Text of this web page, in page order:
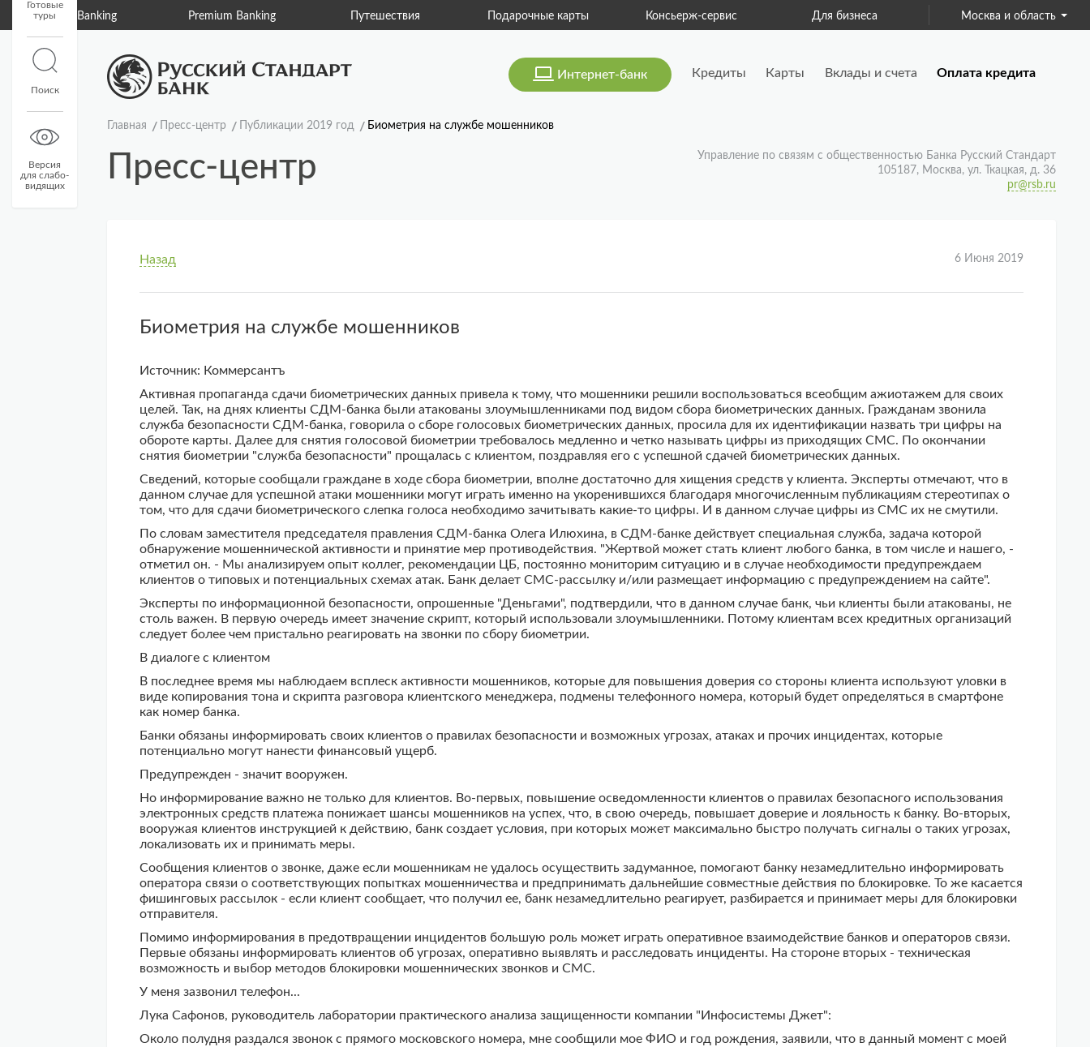
Private Banking Premium Banking Путешествия Подарочные карты Консьерж-сервис Для бизнеса Страхование
Москва и область
Готовые
туры
Поиск
Версия
для слабо-
видящих
Интернет-банк Кредиты Карты Вклады и счета Оплата кредита
Главная Пресс-центр Публикации 2019 год Биометрия на службе мошенников
Пресс-центр
Управление по связям с общественностью Банка Русский Стандарт
105187, Москва, ул. Ткацкая, д. 36
pr@rsb.ru
Назад 6 Июня 2019
Биометрия на службе мошенников
Источник: Коммерсантъ
Активная пропаганда сдачи биометрических данных привела к тому, что мошенники решили воспользоваться всеобщим ажиотажем для своих
целей. Так, на днях клиенты СДМ-банка были атакованы злоумышленниками под видом сбора биометрических данных. Гражданам звонила
служба безопасности СДМ-банка, говорила о сборе голосовых биометрических данных, просила для их идентификации назвать три цифры на
обороте карты. Далее для снятия голосовой биометрии требовалось медленно и четко называть цифры из приходящих СМС. По окончании
снятия биометрии "служба безопасности" прощалась с клиентом, поздравляя его с успешной сдачей биометрических данных.
Сведений, которые сообщали граждане в ходе сбора биометрии, вполне достаточно для хищения средств у клиента. Эксперты отмечают, что в
данном случае для успешной атаки мошенники могут играть именно на укоренившихся благодаря многочисленным публикациям стереотипах о
том, что для сдачи биометрического слепка голоса необходимо зачитывать какие-то цифры. И в данном случае цифры из СМС их не смутили.
По словам заместителя председателя правления СДМ-банка Олега Илюхина, в СДМ-банке действует специальная служба, задача которой
обнаружение мошеннической активности и принятие мер противодействия. "Жертвой может стать клиент любого банка, в том числе и нашего, -
отметил он. - Мы анализируем опыт коллег, рекомендации ЦБ, постоянно мониторим ситуацию и в случае необходимости предупреждаем
клиентов о типовых и потенциальных схемах атак. Банк делает СМС-рассылку и/или размещает информацию с предупреждением на сайте".
Эксперты по информационной безопасности, опрошенные "Деньгами", подтвердили, что в данном случае банк, чьи клиенты были атакованы, не
столь важен. В первую очередь имеет значение скрипт, который использовали злоумышленники. Потому клиентам всех кредитных организаций
следует более чем пристально реагировать на звонки по сбору биометрии.
В диалоге с клиентом
В последнее время мы наблюдаем всплеск активности мошенников, которые для повышения доверия со стороны клиента используют уловки в
виде копирования тона и скрипта разговора клиентского менеджера, подмены телефонного номера, который будет определяться в смартфоне
как номер банка.
Банки обязаны информировать своих клиентов о правилах безопасности и возможных угрозах, атаках и прочих инцидентах, которые
потенциально могут нанести финансовый ущерб.
Предупрежден - значит вооружен.
Но информирование важно не только для клиентов. Во-первых, повышение осведомленности клиентов о правилах безопасного использования
электронных средств платежа понижает шансы мошенников на успех, что, в свою очередь, повышает доверие и лояльность к банку. Во-вторых,
вооружая клиентов инструкцией к действию, банк создает условия, при которых может максимально быстро получать сигналы о таких угрозах,
локализовать их и принимать меры.
Сообщения клиентов о звонке, даже если мошенникам не удалось осуществить задуманное, помогают банку незамедлительно информировать
оператора связи о соответствующих попытках мошенничества и предпринимать дальнейшие совместные действия по блокировке. То же касается
фишинговых рассылок - если клиент сообщает, что получил ее, банк незамедлительно реагирует, разбирается и принимает меры для блокировки
отправителя.
Помимо информирования в предотвращении инцидентов большую роль может играть оперативное взаимодействие банков и операторов связи.
Первые обязаны информировать клиентов об угрозах, оперативно выявлять и расследовать инциденты. На стороне вторых - техническая
возможность и выбор методов блокировки мошеннических звонков и СМС.
У меня зазвонил телефон...
Лука Сафонов, руководитель лаборатории практического анализа защищенности компании "Инфосистемы Джет":
Около полудня раздался звонок с прямого московского номера, мне сообщили мое ФИО и год рождения, заявили, что в данный момент с моей